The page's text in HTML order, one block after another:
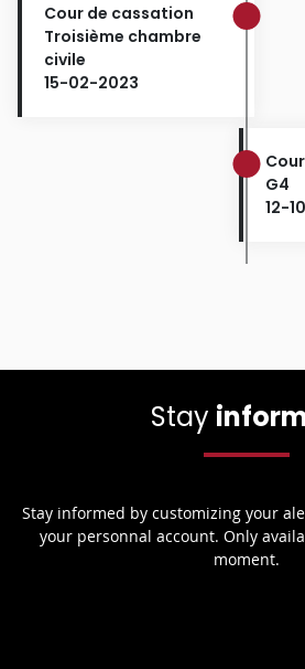
Cour de cassation
Troisième chambre
civile
15-02-2023
G4
12-
Stay
Stay informed by customizing your
your personnal account. Only
moment.